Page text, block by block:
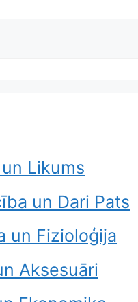
Likums
un Dari Pats
un Fizioloģija
Aksesuāri